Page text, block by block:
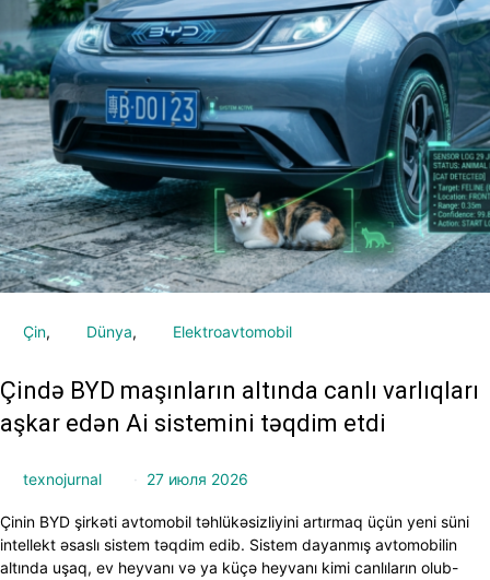
Çin Dünya Elektroavtomobil
Çində BYD maşınların altında canlı varlıqları
aşkar edən Ai sistemini təqdim etdi
texnojurnal 27 июля 2026
Çinin BYD şirkəti avtomobil təhlükəsizliyini artırmaq üçün yeni süni
intellekt əsaslı sistem təqdim edib. Sistem dayanmış avtomobilin
altında uşaq, ev heyvanı və ya küçə heyvanı kimi canlıların olub-